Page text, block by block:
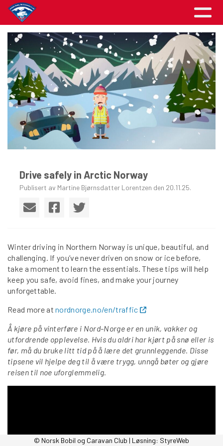
Drive safely in Arctic Norway
Publisert av Martine Bjørnsdatter Lorentzen den 20.11.25.
Winter driving in Northern Norway is unique, beautiful, and
challenging. If you’ve never driven on snow or ice before,
take a moment to learn the essentials. These tips will help
keep you safe, avoid fines, and make your journey
unforgettable.
Read more atnordnorge.no/en/traffic
Å kjøre på vinterføre i Nord-Norge er en unik, vakker og
utfordrende opplevelse. Hvis du aldri har kjørt på snø eller is
før, må du bruke litt tid på å lære det grunnleggende. Disse
tipsene vil hjelpe deg til å være trygg, unngå bøter og gjøre
reisen til noe uforglemmelig.
© Norsk Bobil og Caravan Club | Løsning: StyreWeb